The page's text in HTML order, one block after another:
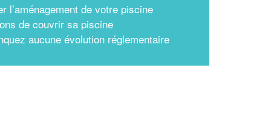
l’aménagement de votre piscine
de couvrir sa piscine
aucune évolution réglementaire